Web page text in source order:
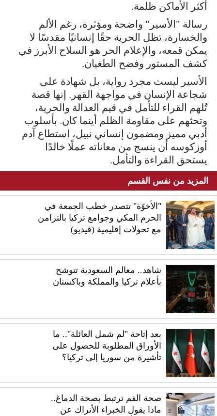
أكثر الأماكن ظلمة.
رسالة "الأسير" واضحة ومؤثرة، رغم الألم
والخسارة، تظل الحرية حقًا إنسانيًا مقدسًا لا
يمكن قمعه، والإعلام الحر هو السلاح الأبرز في
كشف المستور وفضح الطغيان.
الأسير ليست مجرد رواية، بل شهادة على
شجاعة الإنسان في مواجهة القهر. إنها قصة
تُلهم القراء للتأمل في قيم العدالة والحرية،
وتحثهم على مقاومة الظلم أينما كان. بأسلوب
أدبي مميز ومضمون إنساني نبيل، استطاع آدم
أوزكوسه أن ينسج من معاناته عملًا خالدًا
يستحق القراءة والتأمل.
المزيد من نفس القسم
"الأخوّة" تتصدر خطب الجمعة في
الحرم المكي وجوامع تركيا بالتزامن
مع تحولات إقليمية (فيديو)
شاهد.. معالم السعودية تتوشح
بأعلام تركيا والمملكة وباكستان
بعد إتاحة "لم شمل العائلة".. ما
الأوراق المطلوبة للحصول على
تأشيرة من سوريا إلى تركيا؟
صحة الفم ترتبط بصحة الدماغ..
ماذا يقول الخبراء الأتراك عن